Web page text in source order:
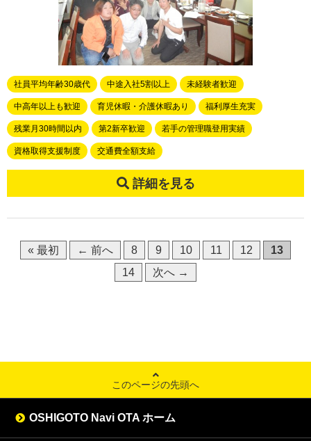
社員平均年齢30歳代 中途入社5割以上 未経験者歓迎
中高年以上も歓迎 育児休暇・介護休暇あり 福利厚生充実
残業月30時間以内 第2新卒歓迎 若手の管理職登用実績
資格取得支援制度 交通費全額支給
詳細を見る
« 最初 ← 前へ 8 9 10 11 12
13
14
次へ →
このページの先頭へ
OSHIGOTO Navi OTA ホーム